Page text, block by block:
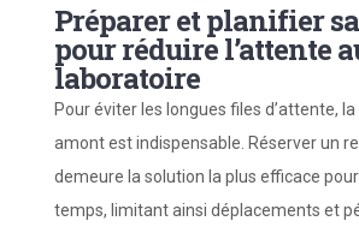
Préparer et planifier
pour réduire l’attente
laboratoire
Pour éviter les longues files d’attente,
amont est indispensable. Réserver un
demeure la solution la plus efficace
temps, limitant ainsi déplacements et